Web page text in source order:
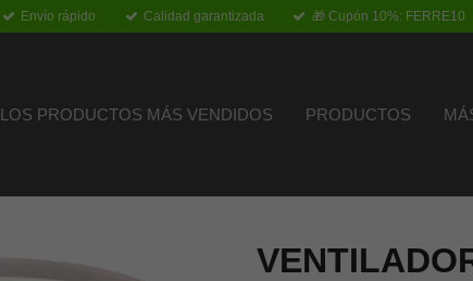
Envío rápido Calidad garantizada 🎁 Cupón 10%: FERRE10
LOS PRODUCTOS MÁS VENDIDOS PRODUCTOS